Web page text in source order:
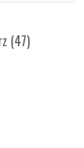
(47)